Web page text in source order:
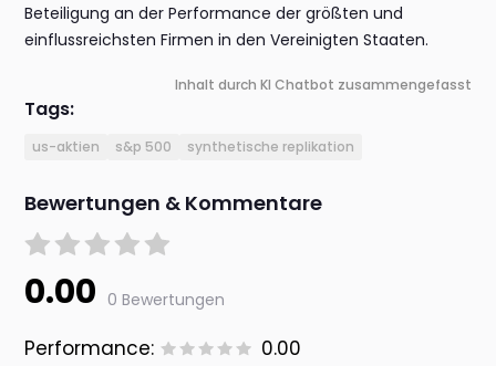
Beteiligung an der Performance der größten und
einflussreichsten Firmen in den Vereinigten Staaten.
Inhalt durch KI Chatbot zusammengefasst
Tags:
us-aktien s&p 500 synthetische replikation
Bewertungen & Kommentare
0.00 0 Bewertungen
Performance:
0.00